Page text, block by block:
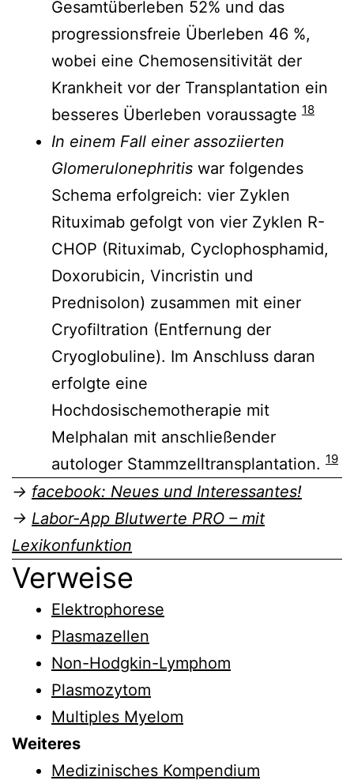
Gesamtüberleben 52% und das
progressionsfreie Überleben 46 %,
wobei eine Chemosensitivität der
Krankheit vor der Transplantation ein
besseres Überleben voraussagte 18
In einem Fall einer assoziierten
Glomerulonephritis war folgendes
Schema erfolgreich: vier Zyklen
Rituximab gefolgt von vier Zyklen R-
CHOP (Rituximab, Cyclophosphamid,
Doxorubicin, Vincristin und
Prednisolon) zusammen mit einer
Cryofiltration (Entfernung der
Cryoglobuline). Im Anschluss daran
erfolgte eine
Hochdosischemotherapie mit
Melphalan mit anschließender
autologer Stammzelltransplantation. 19
→ facebook: Neues und Interessantes!
→ Labor-App Blutwerte PRO – mit
Lexikonfunktion
Verweise
Elektrophorese
Plasmazellen
Non-Hodgkin-Lymphom
Plasmozytom
Multiples Myelom
Weiteres
Medizinisches Kompendium